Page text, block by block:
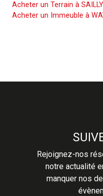
Acheter un Terrain à
Acheter un Immeuble à
Rejoignez-nos
notre actualité
manquer nos